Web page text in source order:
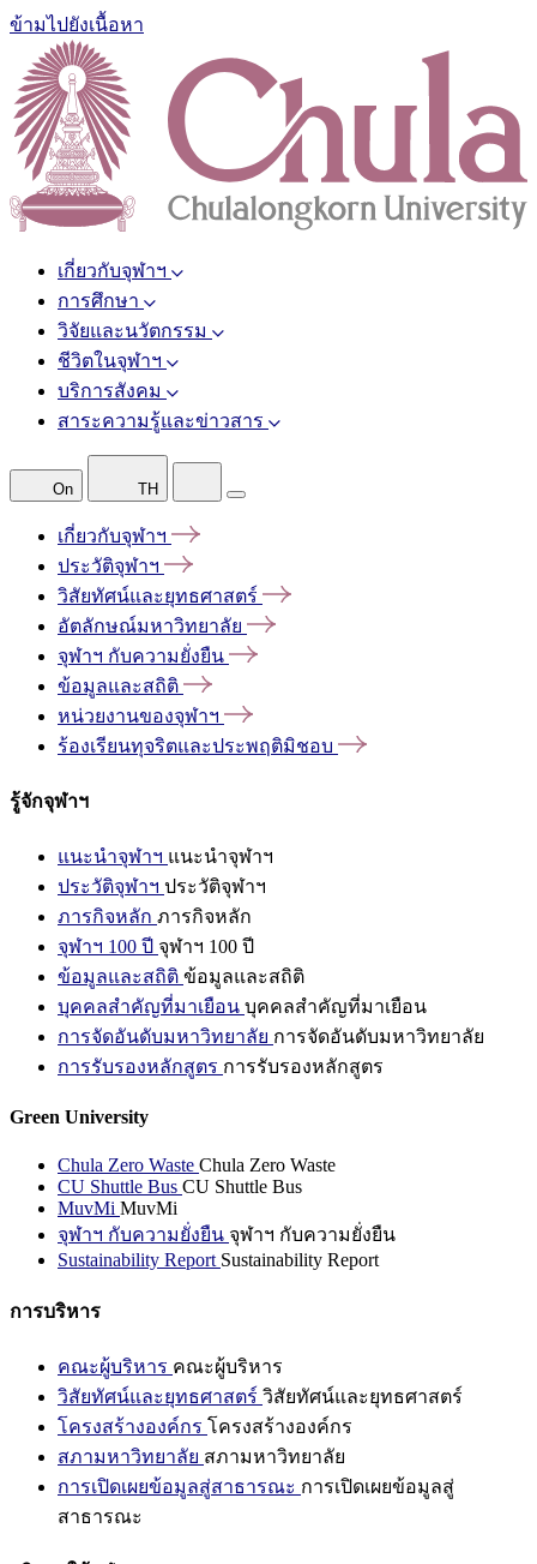
ข้ามไปยังเนื้อหา
เกี่ยวกับจุฬาฯ
การศึกษา
วิจัยและนวัตกรรม
ชีวิตในจุฬาฯ
บริการสังคม
สาระความรู้และข่าวสาร
On TH
เกี่ยวกับจุฬาฯ
ประวัติจุฬาฯ
วิสัยทัศน์และยุทธศาสตร์
อัตลักษณ์มหาวิทยาลัย
จุฬาฯ กับความยั่งยืน
ข้อมูลและสถิติ
หน่วยงานของจุฬาฯ
ร้องเรียนทุจริตและประพฤติมิชอบ
รู้จักจุฬาฯ
แนะนำจุฬาฯ แนะนำจุฬาฯ
ประวัติจุฬาฯ ประวัติจุฬาฯ
ภารกิจหลัก ภารกิจหลัก
จุฬาฯ 100 ปี จุฬาฯ 100 ปี
ข้อมูลและสถิติ ข้อมูลและสถิติ
บุคคลสำคัญที่มาเยือน บุคคลสำคัญที่มาเยือน
การจัดอันดับมหาวิทยาลัย การจัดอันดับมหาวิทยาลัย
การรับรองหลักสูตร การรับรองหลักสูตร
Green University
Chula Zero Waste Chula Zero Waste
CU Shuttle Bus CU Shuttle Bus
MuvMi MuvMi
จุฬาฯ กับความยั่งยืน จุฬาฯ กับความยั่งยืน
Sustainability Report Sustainability Report
การบริหาร
คณะผู้บริหาร คณะผู้บริหาร
วิสัยทัศน์และยุทธศาสตร์ วิสัยทัศน์และยุทธศาสตร์
โครงสร้างองค์กร โครงสร้างองค์กร
สภามหาวิทยาลัย สภามหาวิทยาลัย
การเปิดเผยข้อมูลสู่สาธารณะ การเปิดเผยข้อมูลสู่
สาธารณะ